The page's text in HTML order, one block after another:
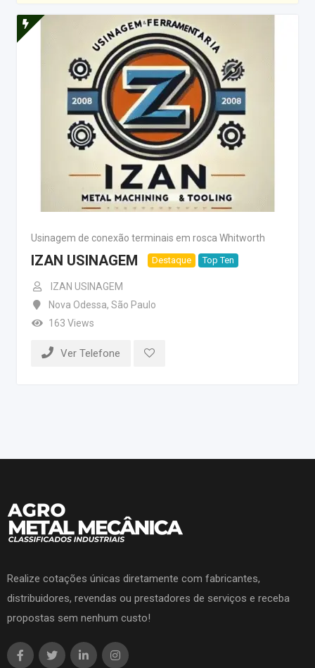
Usinagem de conexão terminais em rosca Whitworth
IZAN USINAGEM Destaque Top Ten
IZAN USINAGEM
Nova Odessa, São Paulo
163 Views
Ver Telefone
Realize cotações únicas diretamente com fabricantes,
distribuidores, revendas ou prestadores de serviços e receba
propostas sem nenhum custo!